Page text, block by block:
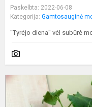
Paskelbta: 2022-06-08
Kategorija: Gamtosauginė
"Tyrėjo diena" vėl subūrė